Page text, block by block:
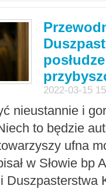
2022-03-15
nieustannie i
to będzie
ufna
w Słowie bp
Duszpasterstwa